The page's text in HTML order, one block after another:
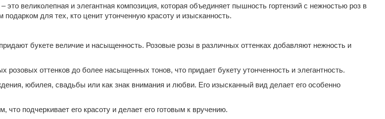
великолепная и элегантная композиция, которая объединяет пышность гортензий с нежностью роз в
для тех, кто ценит утонченную красоту и изысканность.
букете величие и насыщенность. Розовые розы в различных оттенках добавляют нежность и
оттенков до более насыщенных тонов, что придает букету утонченность и элегантность.
юбилея, свадьбы или как знак внимания и любви. Его изысканный вид делает его особенно
подчеркивает его красоту и делает его готовым к вручению.